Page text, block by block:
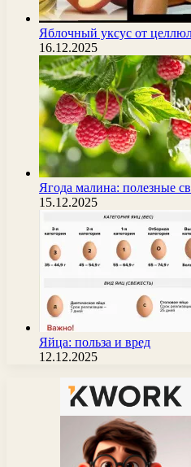
Яблочный уксус от
16.12.2025
Ягода малина: полезные
15.12.2025
Яйца: польза и вред
12.12.2025